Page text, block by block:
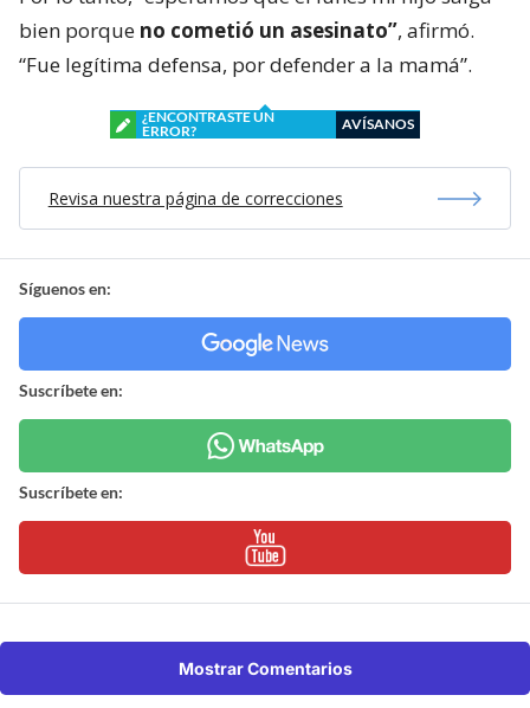
bien porque no cometió un asesinato”, afirmó.
“Fue legítima defensa, por defender a la mamá”.
¿ENCONTRASTE UN
ERROR?
AVÍSANOS
Revisa nuestra página de correcciones
Síguenos en:
Suscríbete en:
Suscríbete en:
Mostrar Comentarios